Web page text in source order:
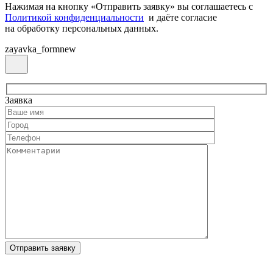
Нажимая на кнопку «Отправить заявку» вы соглашаетесь с
Политикой конфиденциальности и даёте согласие
на обработку персональных данных.
zayavka_formnew
Заявка